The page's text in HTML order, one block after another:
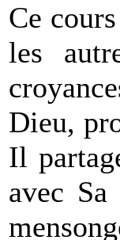
Ce
les
Dieu,
Il
avec